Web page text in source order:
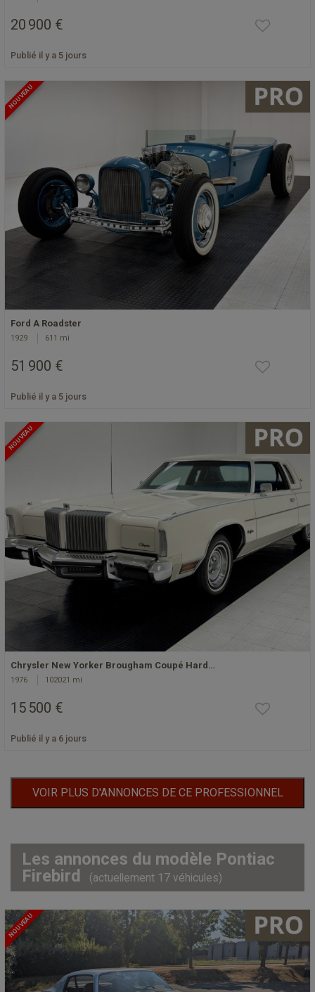
20 900 €
Publié il y a 5 jours
NOUVEAU
Ford A Roadster
1929 611 mi
51 900 €
Publié il y a 5 jours
NOUVEAU
Chrysler New Yorker Brougham Coupé Hard…
1976 102021 mi
15 500 €
Publié il y a 6 jours
VOIR PLUS D'ANNONCES DE CE PROFESSIONNEL
Les annonces du modèle Pontiac
Firebird
(actuellement 17 véhicules)
NOUVEAU